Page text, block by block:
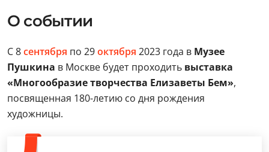
О событии
С 8сентября по 29октября 2023 года в Музее
Пушкина в Москве будет проходить выставка
«Многообразие творчества Елизаветы Бем»,
посвященная 180-летию со дня рождения
художницы.